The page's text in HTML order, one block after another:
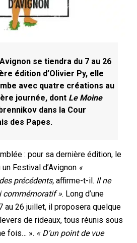
se tiendra du 7 au 26
édition d’Olivier Py, elle
avec quatre créations au
journée, dont Le Moine
dans la Cour
des Papes.
: pour sa dernière édition, le
Festival d’Avignon «
précédents, affirme-t-il. Il ne
commémoratif ». Long d’une
au 26 juillet, il proposera quelque
de rideaux, tous réunis sous
fois… ». « D’un point de vue